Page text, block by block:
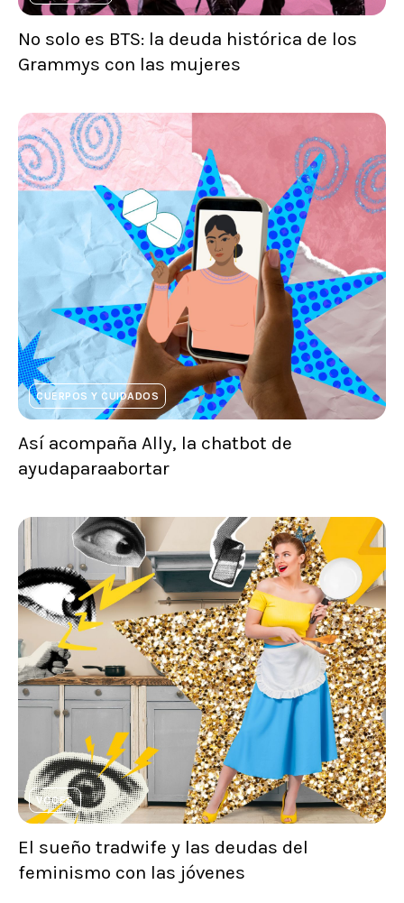
No solo es BTS: la deuda histórica de los
Grammys con las mujeres
CUERPOS Y CUIDADOS
Así acompaña Ally, la chatbot de
ayudaparaabortar
VOCES
El sueño tradwife y las deudas del
feminismo con las jóvenes